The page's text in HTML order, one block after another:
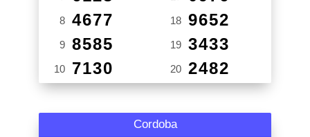
8 4677
9 8585
10 7130
18 9652
19 3433
20 2482
Cordoba